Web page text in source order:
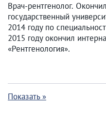
Врач-рентгенолог.
государственный
2014 году по
2015 году окончил
«Рентгенология».
Показать »